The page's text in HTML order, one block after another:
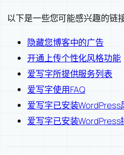
以下是一些您可能感兴趣的链
隐藏您博客中的广告
开通上传个性化风格功能
爱写字所提供服务列表
爱写字使用FAQ
爱写字已安装WordPress
爱写字已安装WordPress